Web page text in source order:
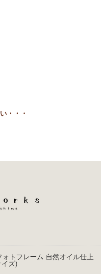
・・・
トフレーム 自然オイル仕上
ズ)